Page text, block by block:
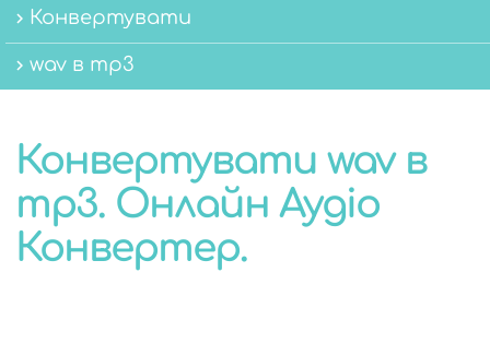
АУДІО
КОНВЕРТЕР
Конвертувати
wav в mp3
Конвертувати wav в
mp3. Онлайн Аудіо
Конвертер.